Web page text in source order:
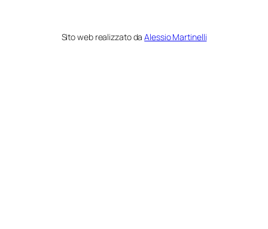
Sito web realizzato daAlessio Martinelli